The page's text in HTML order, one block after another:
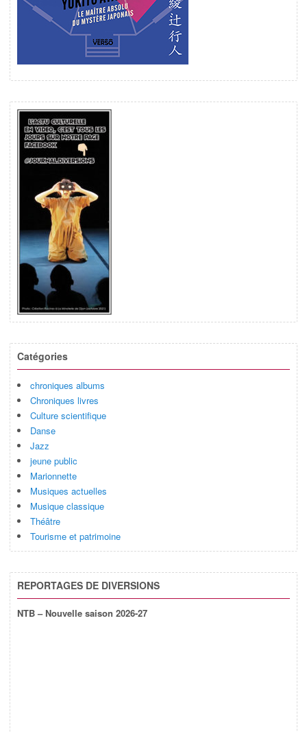
Catégories
chroniques albums
Chroniques livres
Culture scientifique
Danse
Jazz
jeune public
Marionnette
Musiques actuelles
Musique classique
Théâtre
Tourisme et patrimoine
REPORTAGES DE DIVERSIONS
NTB – Nouvelle saison 2026-27